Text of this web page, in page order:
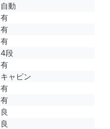
自動
有
有
有
4段
有
キャビン
有
有
良
良